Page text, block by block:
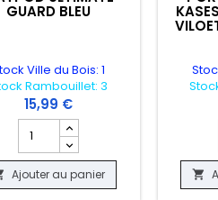
SOUPLE - ULTIMATE GUARD -
GUARD BLEU
Ville du Bois: 1
Rambouillet: 3
15,99 €
Champ quantité du produit MATPOD
Ajouter au panier 